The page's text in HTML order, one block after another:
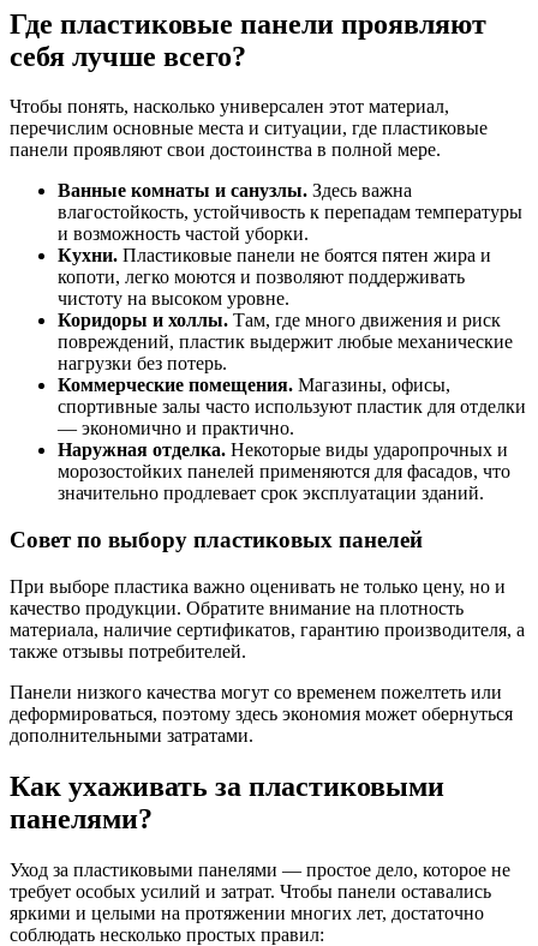
Где пластиковые панели проявляют
себя лучше всего?
Чтобы понять, насколько универсален этот материал,
перечислим основные места и ситуации, где пластиковые
панели проявляют свои достоинства в полной мере.
Ванные комнаты и санузлы. Здесь важна
влагостойкость, устойчивость к перепадам температуры
и возможность частой уборки.
Кухни. Пластиковые панели не боятся пятен жира и
копоти, легко моются и позволяют поддерживать
чистоту на высоком уровне.
Коридоры и холлы. Там, где много движения и риск
повреждений, пластик выдержит любые механические
нагрузки без потерь.
Коммерческие помещения. Магазины, офисы,
спортивные залы часто используют пластик для отделки
— экономично и практично.
Наружная отделка. Некоторые виды ударопрочных и
морозостойких панелей применяются для фасадов, что
значительно продлевает срок эксплуатации зданий.
Совет по выбору пластиковых панелей
При выборе пластика важно оценивать не только цену, но и
качество продукции. Обратите внимание на плотность
материала, наличие сертификатов, гарантию производителя, а
также отзывы потребителей.
Панели низкого качества могут со временем пожелтеть или
деформироваться, поэтому здесь экономия может обернуться
дополнительными затратами.
Как ухаживать за пластиковыми
панелями?
Уход за пластиковыми панелями — простое дело, которое не
требует особых усилий и затрат. Чтобы панели оставались
яркими и целыми на протяжении многих лет, достаточно
соблюдать несколько простых правил: